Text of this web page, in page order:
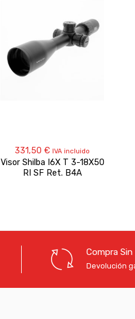
331,50 € IVA incluido
Visor Shilba I6X T 3-18X50
RI SF Ret. B4A
Compra
Devolución